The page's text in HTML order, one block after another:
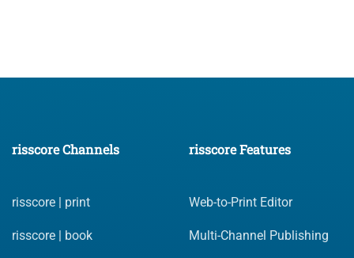
risscore Channels
risscore | print
risscore | book
risscore Features
Web-to-Print Editor
Multi-Channel Publishing